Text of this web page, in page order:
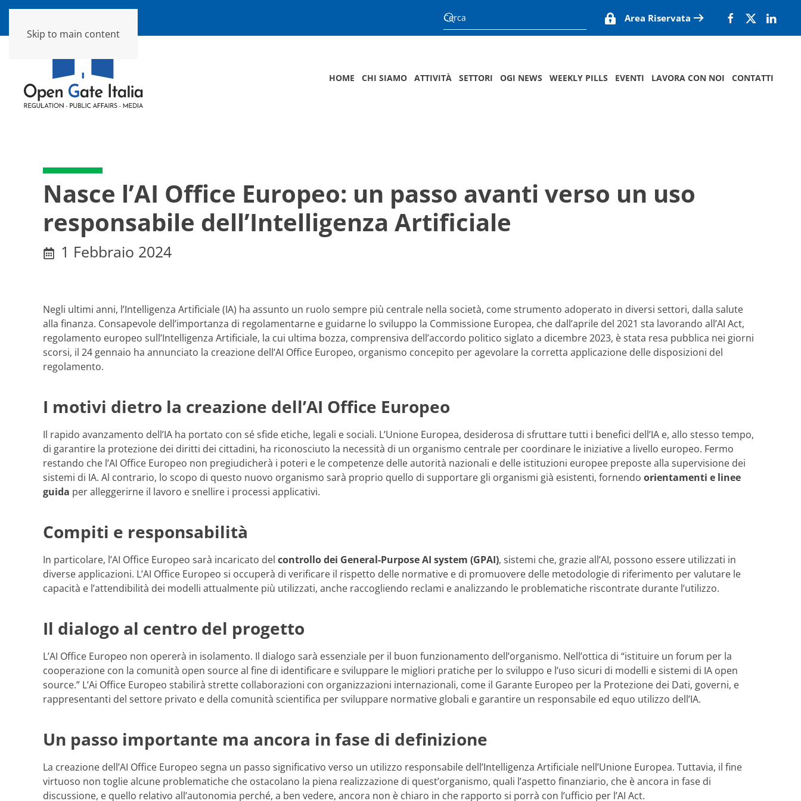
Skip to main content
Area Riservata
HOME CHI SIAMO ATTIVITÀ SETTORI OGI NEWS WEEKLY PILLS EVENTI LAVORA CON NOI CONTATTI
Nasce l’AI Office Europeo: un passo avanti verso un uso
responsabile dell’Intelligenza Artificiale
1 Febbraio 2024
Negli ultimi anni, l’Intelligenza Artificiale (IA) ha assunto un ruolo sempre più centrale nella società, come strumento adoperato in diversi settori, dalla salute
alla finanza. Consapevole dell’importanza di regolamentarne e guidarne lo sviluppo la Commissione Europea, che dall’aprile del 2021 sta lavorando all’AI Act,
regolamento europeo sull’Intelligenza Artificiale, la cui ultima bozza, comprensiva dell’accordo politico siglato a dicembre 2023, è stata resa pubblica nei giorni
scorsi, il 24 gennaio ha annunciato la creazione dell’AI Office Europeo, organismo concepito per agevolare la corretta applicazione delle disposizioni del
regolamento.
I motivi dietro la creazione dell’AI Office Europeo
Il rapido avanzamento dell’IA ha portato con sé sfide etiche, legali e sociali. L’Unione Europea, desiderosa di sfruttare tutti i benefici dell’IA e, allo stesso tempo,
di garantire la protezione dei diritti dei cittadini, ha riconosciuto la necessità di un organismo centrale per coordinare le iniziative a livello europeo. Fermo
restando che l’AI Office Europeo non pregiudicherà i poteri e le competenze delle autorità nazionali e delle istituzioni europee preposte alla supervisione dei
sistemi di IA. Al contrario, lo scopo di questo nuovo organismo sarà proprio quello di supportare gli organismi già esistenti, fornendo orientamenti e linee
guida per alleggerirne il lavoro e snellire i processi applicativi.
Compiti e responsabilità
In particolare, l’AI Office Europeo sarà incaricato del controllo dei General-Purpose AI system (GPAI), sistemi che, grazie all’AI, possono essere utilizzati in
diverse applicazioni. L’AI Office Europeo si occuperà di verificare il rispetto delle normative e di promuovere delle metodologie di riferimento per valutare le
capacità e l’attendibilità dei modelli attualmente più utilizzati, anche raccogliendo reclami e analizzando le problematiche riscontrate durante l’utilizzo.
Il dialogo al centro del progetto
L’AI Office Europeo non opererà in isolamento. Il dialogo sarà essenziale per il buon funzionamento dell’organismo. Nell’ottica di “istituire un forum per la
cooperazione con la comunità open source al fine di identificare e sviluppare le migliori pratiche per lo sviluppo e l’uso sicuri di modelli e sistemi di IA open
source.” L’Ai Office Europeo stabilirà strette collaborazioni con organizzazioni internazionali, come il Garante Europeo per la Protezione dei Dati, governi, e
rappresentanti del settore privato e della comunità scientifica per sviluppare normative globali e garantire un responsabile ed equo utilizzo dell’IA.
Un passo importante ma ancora in fase di definizione
La creazione dell’AI Office Europeo segna un passo significativo verso un utilizzo responsabile dell’Intelligenza Artificiale nell’Unione Europea. Tuttavia, il fine
virtuoso non toglie alcune problematiche che ostacolano la piena realizzazione di quest’organismo, quali l’aspetto finanziario, che è ancora in fase di
discussione, e quello relativo all’autonomia perché, a ben vedere, ancora non è chiaro in che rapporto si porrà con l’ufficio per l’AI Act.